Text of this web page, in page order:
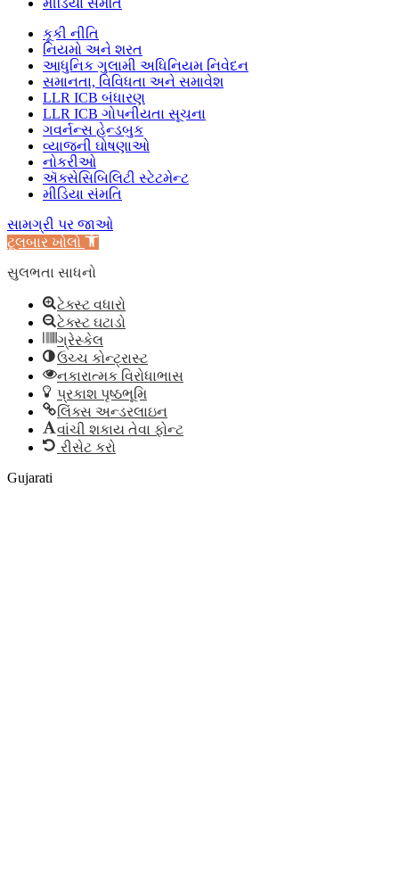
કૂકી નીતિ
નિયમો અને શરત
આધુનિક ગુલામી અધિનિયમ નિવેદન
સમાનતા, વિવિધતા અને સમાવેશ
LLR ICB બંધારણ
LLR ICB ગોપનીયતા સૂચના
ગવર્નન્સ હેન્ડબુક
વ્યાજની ઘોષણાઓ
નોકરીઓ
ઍક્સેસિબિલિટી સ્ટેટમેન્ટ
મીડિયા સંમતિ
સામગ્રી પર જાઓ
ટૂલબાર ખોલો
સુલભતા સાધનો
ટેક્સ્ટ વધારો
ટેક્સ્ટ ઘટાડો
ગ્રેસ્કેલ
ઉચ્ચ કોન્ટ્રાસ્ટ
નકારાત્મક વિરોધાભાસ
પ્રકાશ પૃષ્ઠભૂમિ
લિંક્સ અન્ડરલાઇન
વાંચી શકાય તેવા ફોન્ટ
રીસેટ કરો
Gujarati